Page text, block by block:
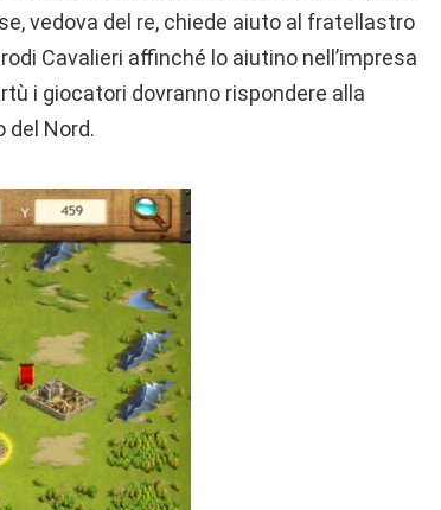
vedova del re, chiede aiuto al fratellastro
Cavalieri affinché lo aiutino nell’impresa
i giocatori dovranno rispondere alla
del Nord.